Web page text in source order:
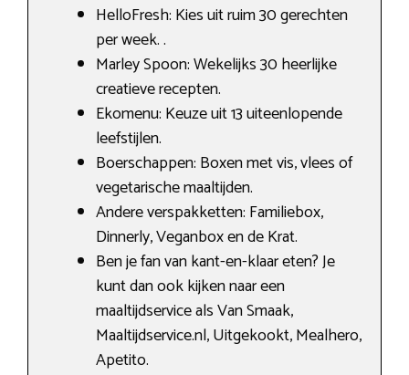
HelloFresh: Kies uit ruim 30 gerechten
per week. .
Marley Spoon: Wekelijks 30 heerlijke
creatieve recepten.
Ekomenu: Keuze uit 13 uiteenlopende
leefstijlen.
Boerschappen: Boxen met vis, vlees of
vegetarische maaltijden.
Andere verspakketten: Familiebox,
Dinnerly, Veganbox en de Krat.
Ben je fan van kant-en-klaar eten? Je
kunt dan ook kijken naar een
maaltijdservice als Van Smaak,
Maaltijdservice.nl, Uitgekookt, Mealhero,
Apetito.